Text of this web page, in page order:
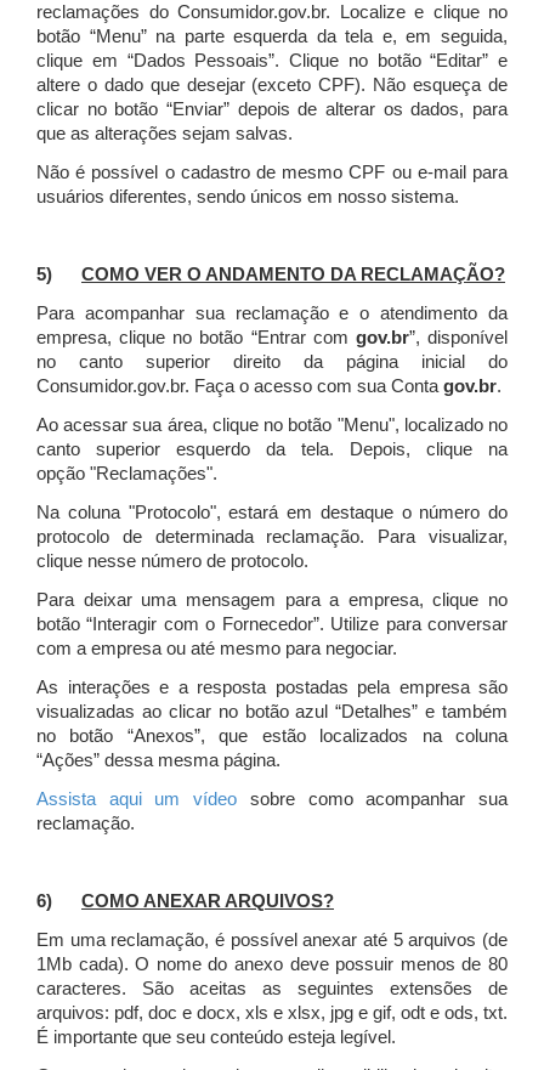
reclamações do Consumidor.gov.br.
Localize e clique no
botão “Menu” na parte esquerda da tela e, em seguida,
clique em “Dados Pessoais”. Clique no botão “Editar” e
altere o dado que desejar (exceto CPF). Não esqueça de
clicar no botão “Enviar” depois de alterar os dados, para
que as alterações sejam salvas.
Não é possível o cadastro de mesmo CPF ou e-mail para
usuários diferentes, sendo únicos em nosso sistema.
5) COMO VER O ANDAMENTO DA RECLAMAÇÃO?
Para acompanhar sua reclamação e o atendimento da
empresa, clique no botão “Entrar com gov.br”, disponível
no canto superior direito da página inicial do
Consumidor.gov.br. Faça o acesso com sua Contagov.br.
Ao acessar sua área, clique no botão "Menu", localizado no
canto superior esquerdo da tela. Depois, clique na
opção "Reclamações".
Na coluna "Protocolo", estará em destaque o número do
protocolo de determinada reclamação. Para visualizar,
clique nesse número de protocolo.
Para deixar uma mensagem para a empresa, clique no
botão “Interagir com o Fornecedor”. Utilize para conversar
com a empresa ou até mesmo para negociar.
As interações e a resposta postadas pela empresa são
visualizadas ao clicar no botão azul “Detalhes” e também
no botão “Anexos”, que estão localizados na coluna
“Ações” dessa mesma página.
Assista aqui um vídeo sobre como acompanhar sua
reclamação.
6) COMO ANEXAR ARQUIVOS?
Em uma reclamação, é possível anexar até 5 arquivos (de
1Mb cada). O nome do anexo deve possuir menos de 80
caracteres. São aceitas as seguintes extensões de
arquivos: pdf, doc e docx, xls e xlsx, jpg e gif, odt e ods, txt.
É importante que seu conteúdo esteja legível.